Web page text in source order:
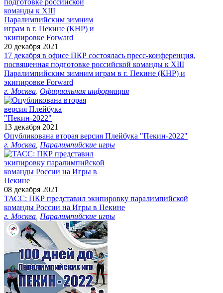
20 декабря 2021
17 декабря в офисе ПКР состоялась пресс-конференция,
посвященная подготовке российской команды к XIII
Паралимпийским зимним играм в г. Пекине (КНР) и
экипировке Forward
г. Москва Официальная информация
13 декабря 2021
Опубликована вторая версия Плейбука "Пекин-2022"
г. Москва Паралимпийские игры
08 декабря 2021
ТАСС: ПКР представил экипировку паралимпийской
команды России на Игры в Пекине
г. Москва Паралимпийские игры